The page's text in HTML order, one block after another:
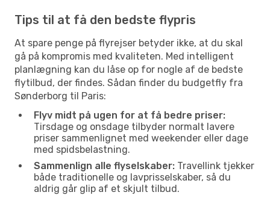
Tips til at få den bedste flypris
At spare penge på flyrejser betyder ikke, at du skal
gå på kompromis med kvaliteten. Med intelligent
planlægning kan du låse op for nogle af de bedste
flytilbud, der findes. Sådan finder du budgetfly fra
Sønderborg til Paris:
Flyv midt på ugen for at få bedre priser:
Tirsdage og onsdage tilbyder normalt lavere
priser sammenlignet med weekender eller dage
med spidsbelastning.
Sammenlign alle flyselskaber: Travellink tjekker
både traditionelle og lavprisselskaber, så du
aldrig går glip af et skjult tilbud.